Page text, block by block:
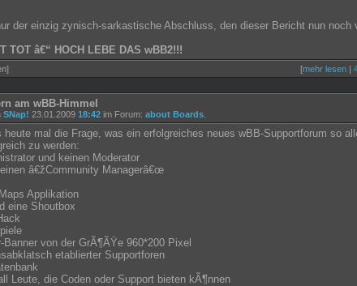
der einzig zynisch-sarkastische Abschluss, den dieser Bericht nun noch
TOT â€“ HOCH LEBE DAS wBB2!!!
[mehr lesen |
am wBB-Himmel
SNap! 23.01.2009 18:42 im Forum: about Boards
heute mal die Frage, was ein erfolgreiches neues wBB-Supportforum so
zu werden:
und keinen Moderator
â€žCommunity Managerâ€œ
Applikation
eine Shoutbox
Banner von der GrÃ¶ÃŸe 960*200 Pixel
etablierter Supportforen
Leute, die Coden oder Support bieten kÃ¶nnen